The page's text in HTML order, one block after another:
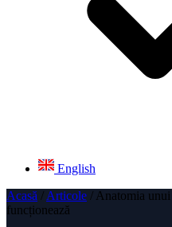
English
Acasă / Articole / Anatomia
funcționează